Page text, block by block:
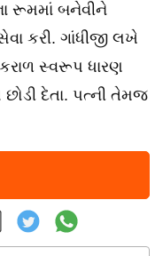
રૂમમાં બનેવીને
કરી. ગાંધીજી લખે
સ્વરૂપ ધારણ
દેતા. પત્ની તેમજ